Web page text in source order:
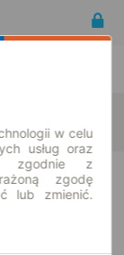
w celu
usług oraz
zgodnie z
zgodę
lub zmienić.